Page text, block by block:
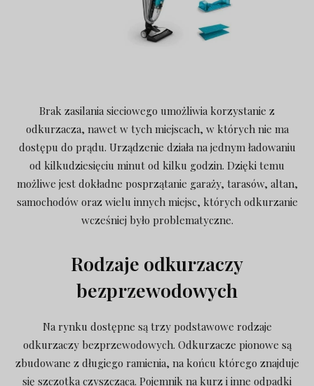
Brak zasilania sieciowego umożliwia korzystanie z
odkurzacza, nawet w tych miejscach, w których nie ma
dostępu do prądu. Urządzenie działa na jednym ładowaniu
od kilkudziesięciu minut od kilku godzin. Dzięki temu
możliwe jest dokładne posprzątanie garaży, tarasów, altan,
samochodów oraz wielu innych miejsc, których odkurzanie
wcześniej było problematyczne.
Rodzaje odkurzaczy
bezprzewodowych
Na rynku dostępne są trzy podstawowe rodzaje
odkurzaczy bezprzewodowych. Odkurzacze pionowe są
zbudowane z długiego ramienia, na końcu którego znajduje
się szczotka czyszcząca. Pojemnik na kurz i inne odpadki